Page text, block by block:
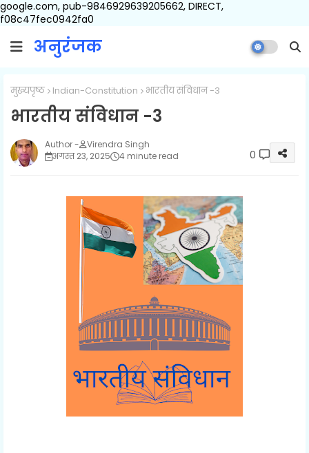
google.com, pub-9846929639205662, DIRECT,
f08c47fec0942fa0
अनुरंजक
मुख्यपृष्ठ Indian-Constitution भारतीय संविधान -3
भारतीय संविधान -3
Virendra Singh
अगस्त 23, 2025
4 minute read 0